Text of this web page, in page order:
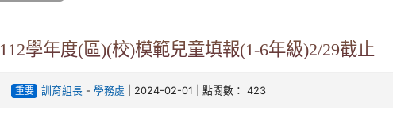
112學年度(區)(校)模範兒童填報(1-6年級)2/29截止
重要 訓育組長 -學務處 | 2024-02-01 | 點閱數： 423